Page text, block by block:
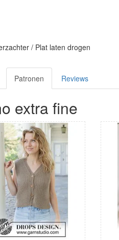
/ Plat laten drogen
Patronen Reviews
extra fine